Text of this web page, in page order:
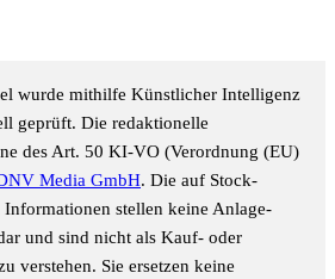
wurde mithilfe Künstlicher Intelligenz
geprüft. Die redaktionelle
des Art. 50 KI-VO (Verordnung (EU)
Media GmbH. Die auf Stock-
stellen keine Anlage-
und sind nicht als Kauf- oder
verstehen. Sie ersetzen keine